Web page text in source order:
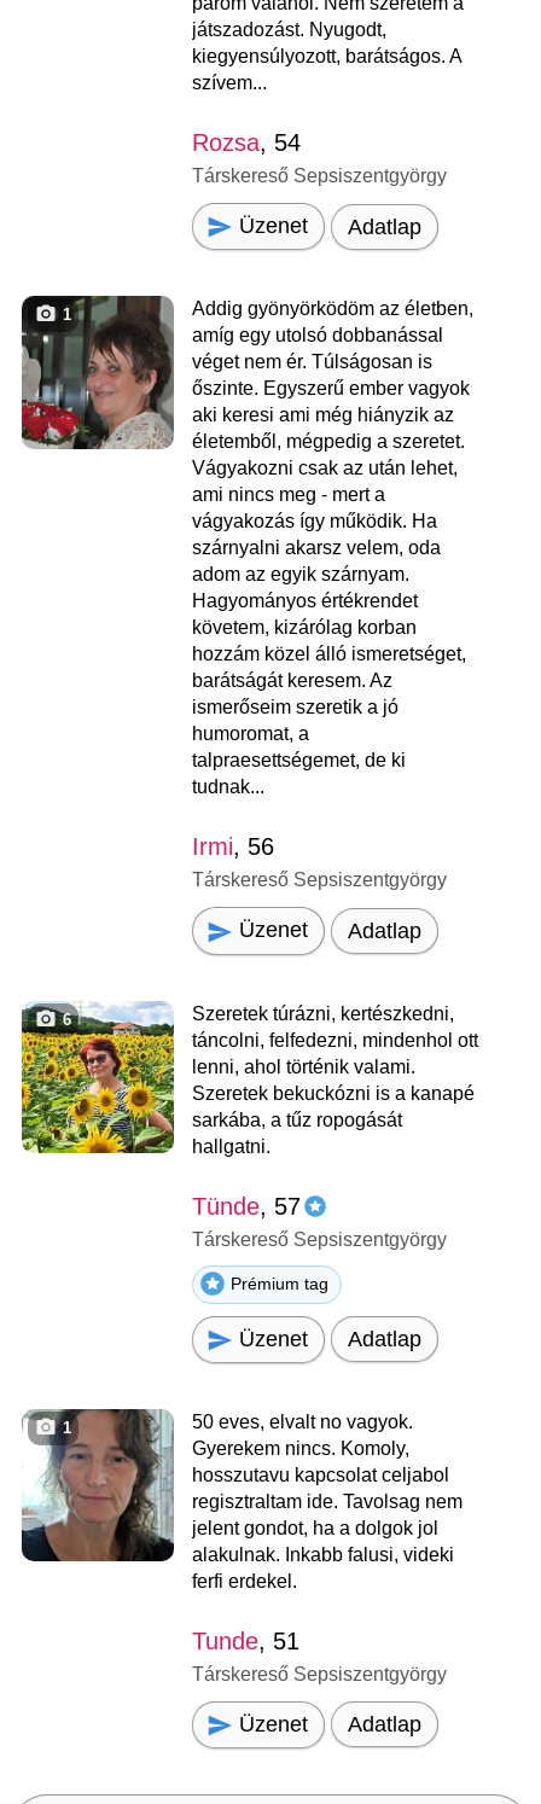
játszadozást. Nyugodt,
kiegyensúlyozott, barátságos. A
szívem...
Rozsa, 54
Társkereső Sepsiszentgyörgy
Üzenet Adatlap
1
Addig gyönyörködöm az életben,
amíg egy utolsó dobbanással
véget nem ér. Túlságosan is
őszinte. Egyszerű ember vagyok
aki keresi ami még hiányzik az
életemből, mégpedig a szeretet.
Vágyakozni csak az után lehet,
ami nincs meg - mert a
vágyakozás így működik. Ha
szárnyalni akarsz velem, oda
adom az egyik szárnyam.
Hagyományos értékrendet
követem, kizárólag korban
hozzám közel álló ismeretséget,
barátságát keresem. Az
ismerőseim szeretik a jó
humoromat, a
talpraesettségemet, de ki
tudnak...
Irmi, 56
Társkereső Sepsiszentgyörgy
Üzenet Adatlap
6
Szeretek túrázni, kertészkedni,
táncolni, felfedezni, mindenhol ott
lenni, ahol történik valami.
Szeretek bekuckózni is a kanapé
sarkába, a tűz ropogását
hallgatni.
Tünde, 57
Társkereső Sepsiszentgyörgy
Prémium tag
Üzenet Adatlap
1
50 eves, elvalt no vagyok.
Gyerekem nincs. Komoly,
hosszutavu kapcsolat celjabol
regisztraltam ide. Tavolsag nem
jelent gondot, ha a dolgok jol
alakulnak. Inkabb falusi, videki
ferfi erdekel.
Tunde, 51
Társkereső Sepsiszentgyörgy
Üzenet Adatlap